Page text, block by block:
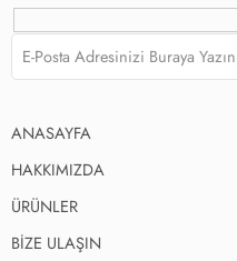
ANASAYFA
HAKKIMIZDA
ÜRÜNLER
BİZE ULAŞIN